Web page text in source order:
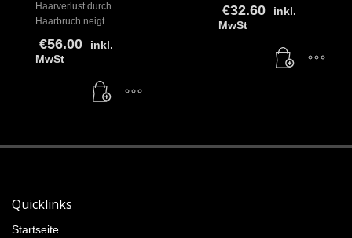
Haarverlust durch
Haarbruch neigt.
€56.00
inkl.
MwSt
€32.60
inkl.
MwSt
Quicklinks
Startseite